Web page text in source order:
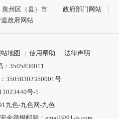
泉州区（县）市
政府部门网站
道政府网站
站地图 | 使用帮助 | 法律声明
：3505830011
35058302350001号
号-1
九色-九色网-九色